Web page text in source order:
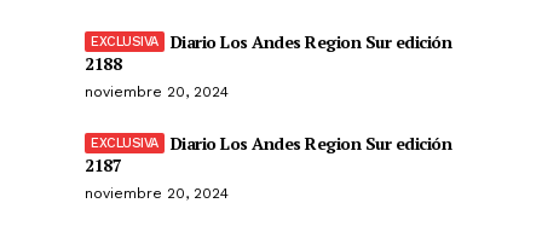
Diario Los Andes Region Sur edición
2188
noviembre 20, 2024
Diario Los Andes Region Sur edición
2187
noviembre 20, 2024